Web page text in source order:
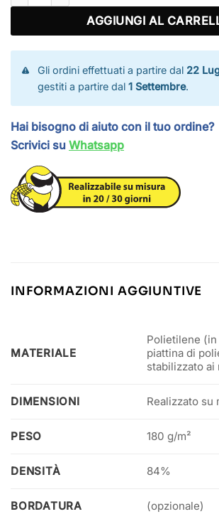
AGGIUNGI AL
Gli ordini effettuati a partire dal 22
gestiti a partire dal1 Settembre.
Hai bisogno di aiuto con il tuo ordine?
Scrivici su Whatsapp
INFORMAZIONI AGGIUNTIVE
MATERIALE
Polietilene
piattina di
stabilizzato ai
DIMENSIONI Realizzato su
PESO 180 g/m²
DENSITÀ 84%
BORDATURA (opzionale)